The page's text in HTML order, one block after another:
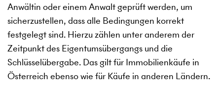
Anwältin oder einem Anwalt geprüft werden, um
sicherzustellen, dass alle Bedingungen korrekt
festgelegt sind. Hierzu zählen unter anderem der
Zeitpunkt des Eigentumsübergangs und die
Schlüsselübergabe. Das gilt für Immobilienkäufe in
Österreich ebenso wie für Käufe in anderen Ländern.